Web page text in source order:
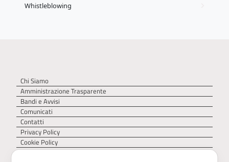
Whistleblowing
Chi Siamo
Amministrazione Trasparente
Bandi e Avvisi
Comunicati
Contatti
Privacy Policy
Cookie Policy